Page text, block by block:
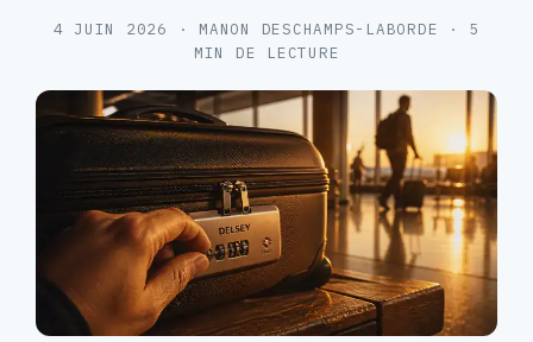
4 JUIN 2026 · MANON DESCHAMPS-LABORDE ·
5
MIN DE LECTURE